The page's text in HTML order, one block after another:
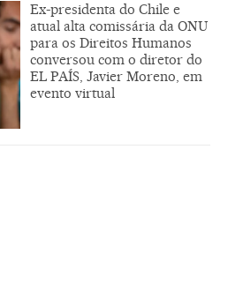
Ex-presidenta do Chile e
atual alta comissária da ONU
para os Direitos Humanos
conversou com o diretor do
EL PAÍS, Javier Moreno, em
evento virtual